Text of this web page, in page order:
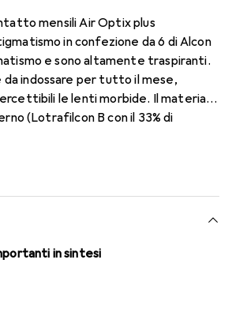
mensili Air Optix plus
in confezione da 6 di Alcon
e sono altamente traspiranti.
da indossare per tutto il mese,
le lenti morbide. Il materiale
(Lotrafilcon B con il 33% di
Matrix e la nota tecnologia
Un comfort duraturo e senza
il giorno con le lenti mensili.
in sintesi